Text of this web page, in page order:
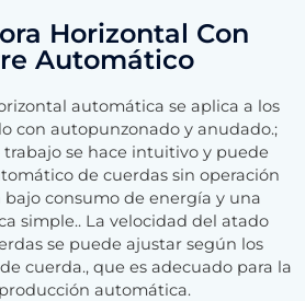
Horizontal Con
Automático
automática se aplica a los
con autopunzonado y anudado.;
trabajo se hace intuitivo y puede
de cuerdas sin operación
bajo consumo de energía y una
simple.. La velocidad del atado
se puede ajustar según los
cuerda., que es adecuado para la
automática.